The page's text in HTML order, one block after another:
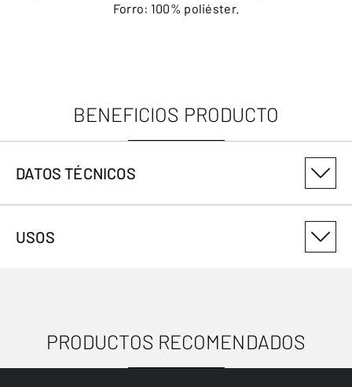
Forro: 100% poliéster.
BENEFICIOS PRODUCTO
DATOS TÉCNICOS
3029188838
8% P-Aramid Kevlar, 4% Elastane - Lining: 100% Polyester - Leg
lining: 100% Polyamid
USOS
USOS
PRODUCTOS RECOMENDADOS